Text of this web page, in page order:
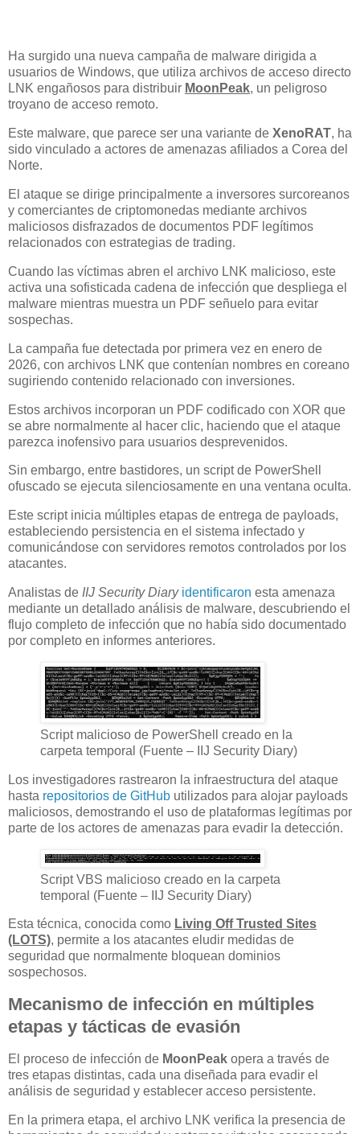
Ha surgido una nueva campaña de malware dirigida a
usuarios de Windows, que utiliza archivos de acceso directo
LNK engañosos para distribuir MoonPeak, un peligroso
troyano de acceso remoto.
Este malware, que parece ser una variante de XenoRAT, ha
sido vinculado a actores de amenazas afiliados a Corea del
Norte.
El ataque se dirige principalmente a inversores surcoreanos
y comerciantes de criptomonedas mediante archivos
maliciosos disfrazados de documentos PDF legítimos
relacionados con estrategias de trading.
Cuando las víctimas abren el archivo LNK malicioso, este
activa una sofisticada cadena de infección que despliega el
malware mientras muestra un PDF señuelo para evitar
sospechas.
La campaña fue detectada por primera vez en enero de
2026, con archivos LNK que contenían nombres en coreano
sugiriendo contenido relacionado con inversiones.
Estos archivos incorporan un PDF codificado con XOR que
se abre normalmente al hacer clic, haciendo que el ataque
parezca inofensivo para usuarios desprevenidos.
Sin embargo, entre bastidores, un script de PowerShell
ofuscado se ejecuta silenciosamente en una ventana oculta.
Este script inicia múltiples etapas de entrega de payloads,
estableciendo persistencia en el sistema infectado y
comunicándose con servidores remotos controlados por los
atacantes.
Analistas de IIJ Security Diary identificaron esta amenaza
mediante un detallado análisis de malware, descubriendo el
flujo completo de infección que no había sido documentado
por completo en informes anteriores.
Script malicioso de PowerShell creado en la
carpeta temporal (Fuente – IIJ Security Diary)
Los investigadores rastrearon la infraestructura del ataque
hasta repositorios de GitHub utilizados para alojar payloads
maliciosos, demostrando el uso de plataformas legítimas por
parte de los actores de amenazas para evadir la detección.
Script VBS malicioso creado en la carpeta
temporal (Fuente – IIJ Security Diary)
Esta técnica, conocida como Living Off Trusted Sites
(LOTS), permite a los atacantes eludir medidas de
seguridad que normalmente bloquean dominios
sospechosos.
Mecanismo de infección en múltiples
etapas y tácticas de evasión
El proceso de infección de MoonPeak opera a través de
tres etapas distintas, cada una diseñada para evadir el
análisis de seguridad y establecer acceso persistente.
En la primera etapa, el archivo LNK verifica la presencia de